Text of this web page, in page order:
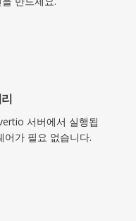
서버에서 실행됩
가 필요 없습니다.